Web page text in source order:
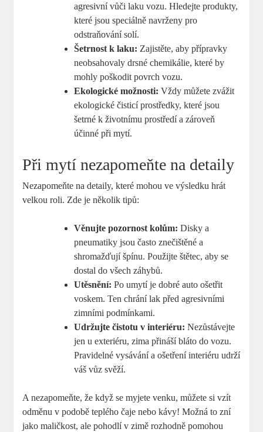
agresivní vůči laku vozu. Hledejte produkty,
které jsou speciálně navrženy ⁣pro
odstraňování solí.
Šetrnost‌ k laku: Zajistěte, aby přípravky
neobsahovaly drsné chemikálie, které by⁢
mohly poškodit povrch vozu.
Ekologické možnosti: Vždy můžete zvážit
ekologické čisticí prostředky, které⁢ jsou
šetrné k životnímu ‍prostředí a zároveň
účinné při mytí.
Při mytí nezapomeňte na detaily
Nezapomeňte na detaily, které mohou ve výsledku hrát
velkou roli. Zde je několik tipů:
Věnujte ​pozornost ⁣kolům: Disky a
pneumatiky jsou často znečištěné a‌
shromažďují špínu. Použijte ⁢štětec, aby se
dostal do všech záhybů.
Utěsnění: Po umytí je dobré auto ⁣ošetřit
voskem. Ten chrání lak před⁣ agresivními
zimními podmínkami.
Udržujte čistotu v interiéru: Nezůstávejte
jen u exteriéru, zima přináší bláto do ‌vozu.
Pravidelné vysávání a ošetření interiéru udrží
váš vůz svěží.
A nezapomeňte, ‌že když se myjete venku, můžete si vzít
odměnu v podobě teplého čaje nebo kávy! Možná to zní
jako maličkost, ale pohodlí v zimě rozhodně pomohou